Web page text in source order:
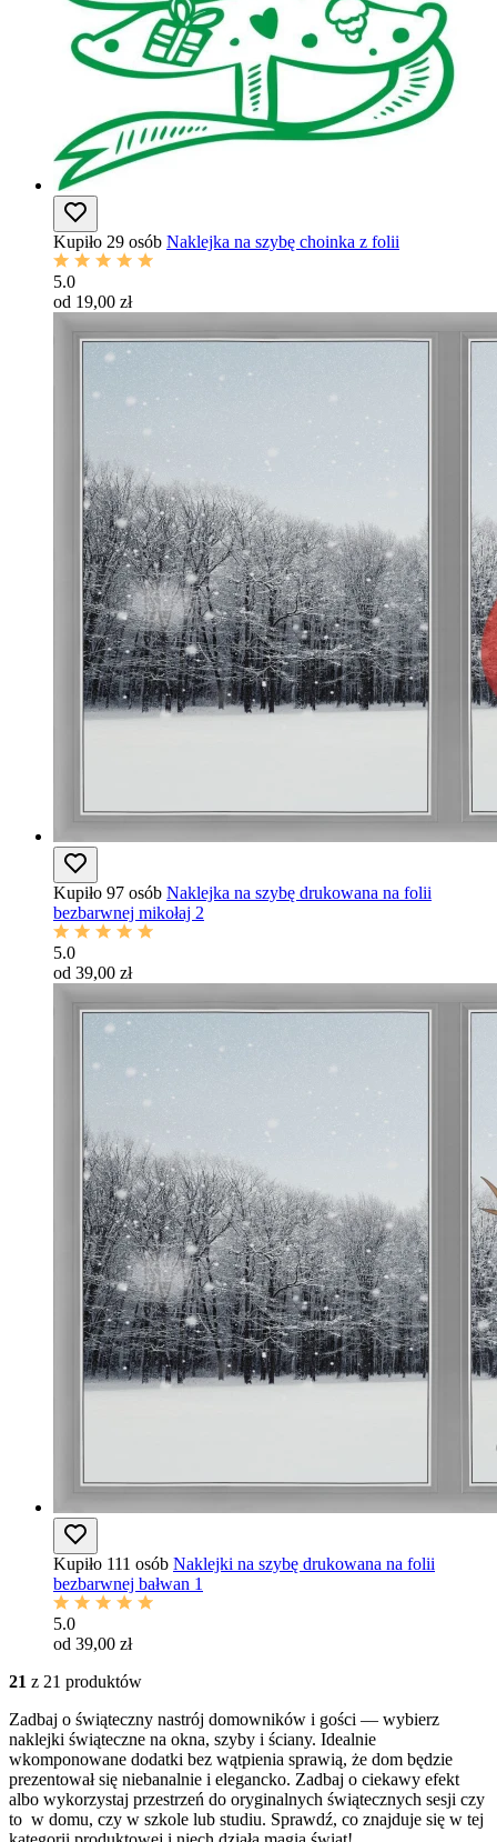
Kupiło 29 osób Naklejka na szybę choinka z folii
5.0
od 19,00 zł
Kupiło 97 osób Naklejka na szybę drukowana na folii
bezbarwnej mikołaj 2
5.0
od 39,00 zł
Kupiło 111 osób Naklejki na szybę drukowana na folii
bezbarwnej bałwan 1
5.0
od 39,00 zł
21 z 21 produktów
Zadbaj o świąteczny nastrój domowników i gości — wybierz
naklejki świąteczne na okna, szyby i ściany. Idealnie
wkomponowane dodatki bez wątpienia sprawią, że dom będzie
prezentował się niebanalnie i elegancko. Zadbaj o ciekawy efekt
albo wykorzystaj przestrzeń do oryginalnych świątecznych sesji czy
to w domu, czy w szkole lub studiu. Sprawdź, co znajduje się w tej